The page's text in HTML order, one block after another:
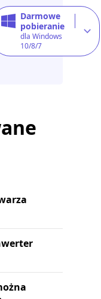
Darmowe
pobieranie
dla Windows
10/8/7